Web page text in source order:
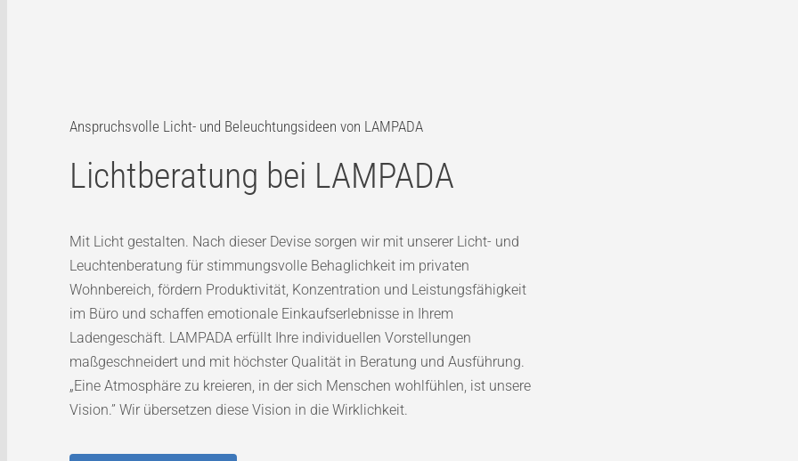
Anspruchsvolle Licht- und Beleuchtungsideen von LAMPADA
Lichtberatung bei LAMPADA
Mit Licht gestalten. Nach dieser Devise sorgen wir mit unserer Licht- und
Leuchtenberatung für stimmungsvolle Behaglichkeit im privaten
Wohnbereich, fördern Produktivität, Konzentration und Leistungsfähigkeit
im Büro und schaffen emotionale Einkaufserlebnisse in Ihrem
Ladengeschäft. LAMPADA erfüllt Ihre individuellen Vorstellungen
maßgeschneidert und mit höchster Qualität in Beratung und Ausführung.
„Eine Atmosphäre zu kreieren, in der sich Menschen wohlfühlen, ist unsere
Vision.” Wir übersetzen diese Vision in die Wirklichkeit.